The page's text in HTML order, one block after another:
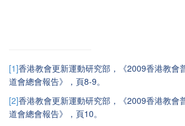
[1]香港教會更新運動研究部，《2009香港教會
道會總會報告》，頁8-9。
[2]香港教會更新運動研究部，《2009香港教會
道會總會報告》，頁 10。